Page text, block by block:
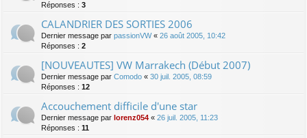
Réponses : 3
CALANDRIER DES SORTIES 2006
Dernier message par passionVW« 26 août 2005, 10:42
Réponses : 2
[NOUVEAUTES] VW Marrakech (Début 2007)
Dernier message par Comodo « 30 juil. 2005, 08:59
Réponses : 12
Accouchement difficile d'une star
Dernier message par lorenz054 « 26 juil. 2005, 11:23
Réponses : 11